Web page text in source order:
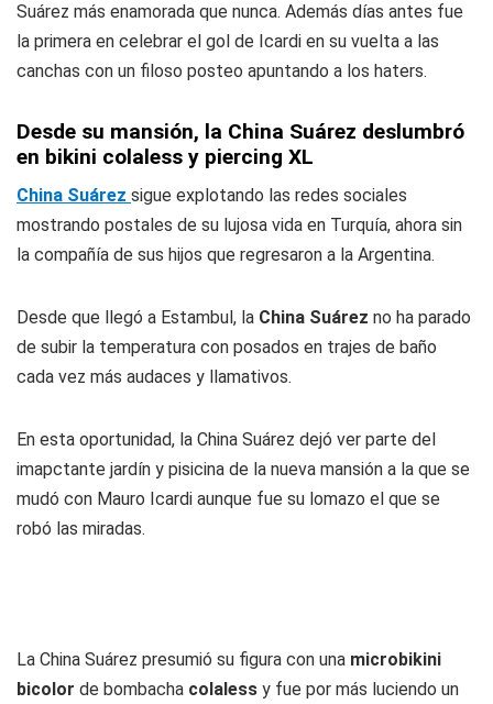
Suárez más enamorada que nunca. Además días antes fue
la primera en celebrar el gol de Icardi en su vuelta a las
canchas con un filoso posteo apuntando a los haters.
Desde su mansión, la China Suárez deslumbró
en bikini colaless y piercing XL
China Suárez sigue explotando las redes sociales
mostrando postales de su lujosa vida en Turquía, ahora sin
la compañía de sus hijos que regresaron a la Argentina.
Desde que llegó a Estambul, la China Suárez no ha parado
de subir la temperatura con posados en trajes de baño
cada vez más audaces y llamativos.
En esta oportunidad, la China Suárez dejó ver parte del
imapctante jardín y pisicina de la nueva mansión a la que se
mudó con Mauro Icardi aunque fue su lomazo el que se
robó las miradas.
La China Suárez presumió su figura con una microbikini
bicolor de bombacha colaless y fue por más luciendo un